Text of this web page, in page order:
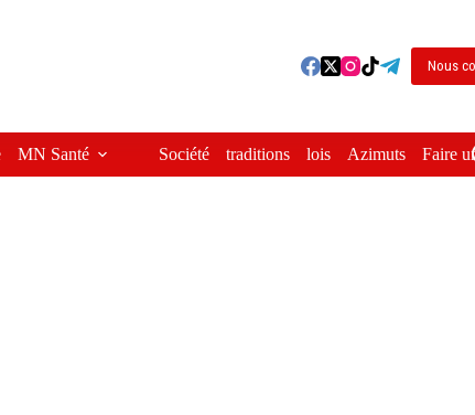
Nous
MN Santé Société traditions lois Azimuts Faire